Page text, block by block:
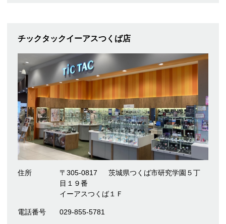
チックタックイーアスつくば店
住所 〒305-0817
茨城県つくば市研究学園５丁
目１９番
イーアスつくば１Ｆ
電話番号 029-855-5781